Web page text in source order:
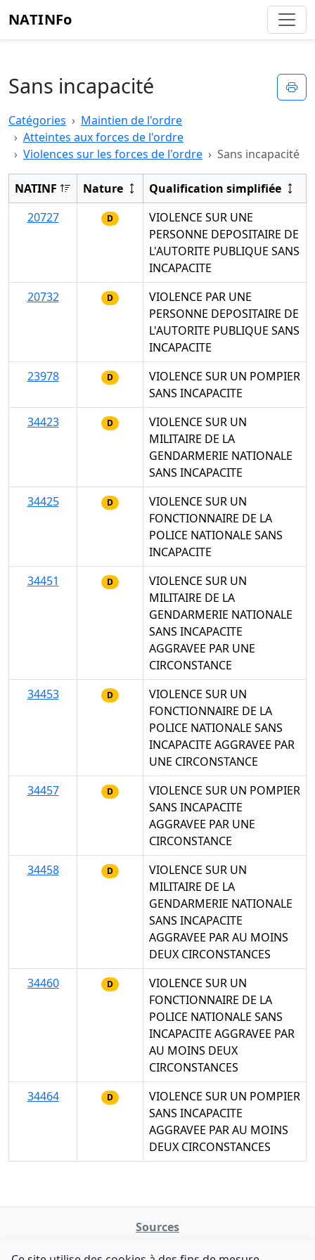
NATINFo
Sans incapacité
Catégories
Maintien de l'ordre
Atteintes aux forces de l'ordre
Violences sur les forces de l'ordre
Sans incapacité
NATINF Nature
Qualification simplifiée
20727
D
VIOLENCE SUR UNE
PERSONNE DEPOSITAIRE DE
L'AUTORITE PUBLIQUE SANS
INCAPACITE
20732
D
VIOLENCE PAR UNE
PERSONNE DEPOSITAIRE DE
L'AUTORITE PUBLIQUE SANS
INCAPACITE
23978
D
VIOLENCE SUR UN POMPIER
SANS INCAPACITE
34423
D
VIOLENCE SUR UN
MILITAIRE DE LA
GENDARMERIE NATIONALE
SANS INCAPACITE
34425
D
VIOLENCE SUR UN
FONCTIONNAIRE DE LA
POLICE NATIONALE SANS
INCAPACITE
34451
D
VIOLENCE SUR UN
MILITAIRE DE LA
GENDARMERIE NATIONALE
SANS INCAPACITE
AGGRAVEE PAR UNE
CIRCONSTANCE
34453
D
VIOLENCE SUR UN
FONCTIONNAIRE DE LA
POLICE NATIONALE SANS
INCAPACITE AGGRAVEE PAR
UNE CIRCONSTANCE
34457
D
VIOLENCE SUR UN POMPIER
SANS INCAPACITE
AGGRAVEE PAR UNE
CIRCONSTANCE
34458
D
VIOLENCE SUR UN
MILITAIRE DE LA
GENDARMERIE NATIONALE
SANS INCAPACITE
AGGRAVEE PAR AU MOINS
DEUX CIRCONSTANCES
34460
D
VIOLENCE SUR UN
FONCTIONNAIRE DE LA
POLICE NATIONALE SANS
INCAPACITE AGGRAVEE PAR
AU MOINS DEUX
CIRCONSTANCES
34464
D
VIOLENCE SUR UN POMPIER
SANS INCAPACITE
AGGRAVEE PAR AU MOINS
DEUX CIRCONSTANCES
Sources